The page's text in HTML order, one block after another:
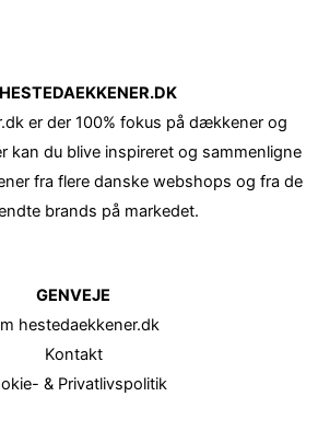
er der 100% fokus på dækkener og
kan du blive inspireret og sammenligne
fra flere danske webshops og fra de
brands på markedet.
GENVEJE
hestedaekkener.dk
Kontakt
& Privatlivspolitik